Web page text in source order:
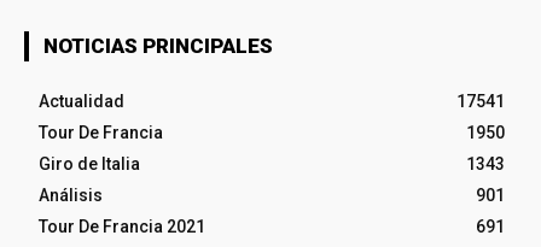
NOTICIAS PRINCIPALES
Actualidad
17541
Tour De Francia
1950
Giro de Italia
1343
Análisis
901
Tour De Francia 2021
691